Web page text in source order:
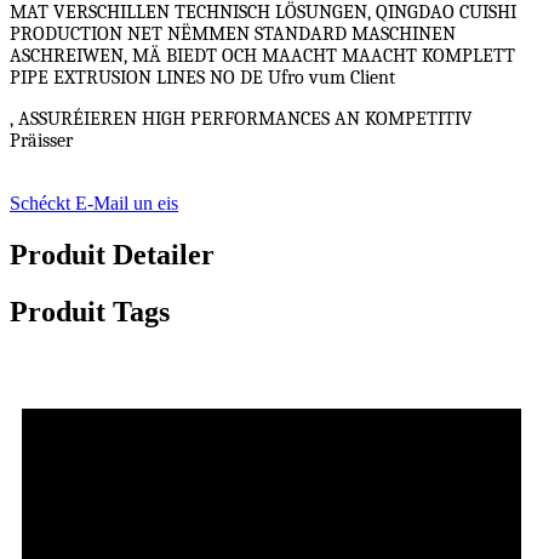
MAT VERSCHILLEN TECHNISCH LÖSUNGEN, QINGDAO CUISHI
PRODUCTION NET NËMMEN STANDARD MASCHINEN
ASCHREIWEN, MÄ BIEDT OCH MAACHT MAACHT KOMPLETT
PIPE EXTRUSION LINES NO DE Ufro vum Client
, ASSURÉIEREN HIGH PERFORMANCES AN KOMPETITIV
Präisser
Schéckt E-Mail un eis
Produit Detailer
Produit Tags